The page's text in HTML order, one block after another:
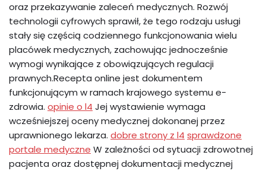
oraz przekazywanie zaleceń medycznych. Rozwój
technologii cyfrowych sprawił, że tego rodzaju usługi
stały się częścią codziennego funkcjonowania wielu
placówek medycznych, zachowując jednocześnie
wymogi wynikające z obowiązujących regulacji
prawnych.Recepta online jest dokumentem
funkcjonującym w ramach krajowego systemu e-
zdrowia. opinie o l4 Jej wystawienie wymaga
wcześniejszej oceny medycznej dokonanej przez
uprawnionego lekarza. dobre strony z l4 sprawdzone
portale medyczne W zależności od sytuacji zdrowotnej
pacjenta oraz dostępnej dokumentacji medycznej